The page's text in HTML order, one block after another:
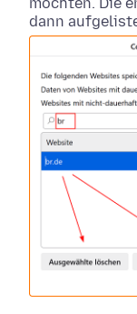
möchten. Die
dann